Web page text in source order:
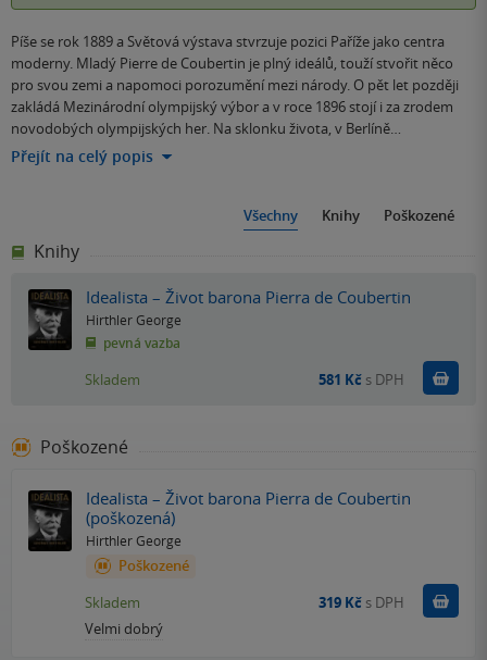
Píše se rok 1889 a Světová výstava stvrzuje pozici Paříže jako centra
moderny. Mladý Pierre de Coubertin je plný ideálů, touží stvořit něco
pro svou zemi a napomoci porozumění mezi národy. O pět let později
zakládá Mezinárodní olympijský výbor a v roce 1896 stojí i za zrodem
novodobých olympijských her. Na sklonku života, v Berlíně…
Přejít na celý popis
Všechny Knihy Poškozené
Knihy
Idealista – Život barona Pierra de Coubertin
Hirthler George
pevná vazba
Skladem 581 Kč s DPH
Poškozené
Idealista – Život barona Pierra de Coubertin
(poškozená)
Hirthler George
Poškozené
Velmi dobrý
Skladem 319 Kč s DPH